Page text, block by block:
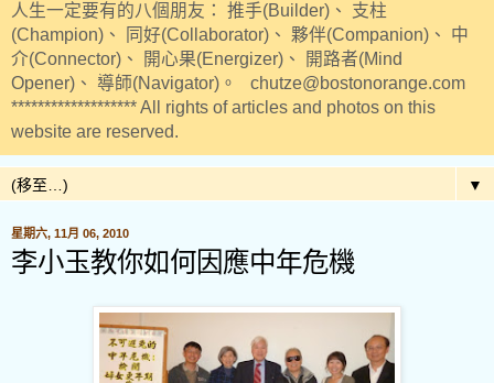
人生一定要有的八個朋友： 推手(Builder)、 支柱
(Champion)、 同好(Collaborator)、 夥伴(Companion)、 中
介(Connector)、 開心果(Energizer)、 開路者(Mind
Opener)、 導師(Navigator)。 chutze@bostonorange.com
******************* All rights of articles and photos on this
website are reserved.
▼
星期六, 11月 06, 2010
李小玉教你如何因應中年危機